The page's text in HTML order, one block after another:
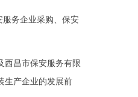
服务企业采购、保安
西昌市保安服务有限
生产企业的发展前